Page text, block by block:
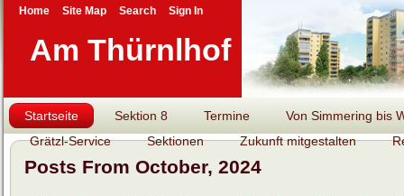
Am Thürnlhof
Startseite Sektion 8 Termine
Von Simmering bis
Grätzl-Service
Sektionen Zukunft mitgestalten
Posts From October, 2024
Home Site Map Search Sign In